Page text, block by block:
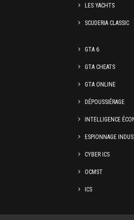
LES YACHTS
SCUDERIA CLASSIC
GTA 6
GTA CHEATS
GTA ONLINE
DÉPOUSSIÉRAGE
INTELLIGENCE
ESPIONNAGE
CYBER ICS
OCMST
ICS